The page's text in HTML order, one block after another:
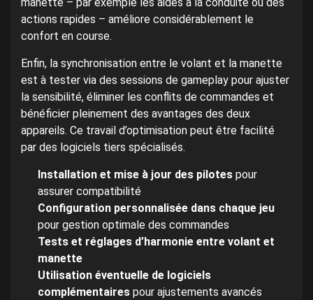
actions rapides – améliore considérablement le
confort en course.
Enfin, la synchronisation entre le volant et la manette
est à tester via des sessions de gameplay pour ajuster
la sensibilité, éliminer les conflits de commandes et
bénéficier pleinement des avantages des deux
appareils. Ce travail d’optimisation peut être facilité
par des logiciels tiers spécialisés.
Installation et mise à jour des pilotes pour
assurer compatibilité
Configuration personnalisée dans chaque jeu
pour gestion optimale des commandes
Tests et réglages d’harmonie entre volant et
manette
Utilisation éventuelle de logiciels
complémentaires pour ajustements avancés